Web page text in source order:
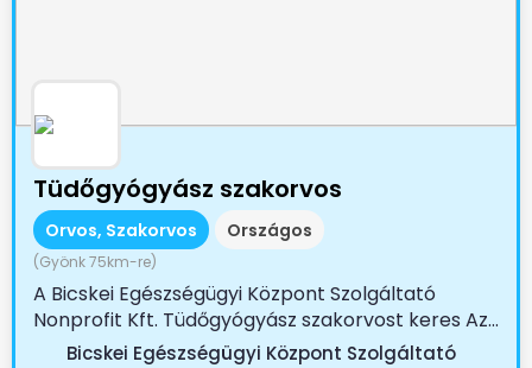
Tüdőgyógyász szakorvos
Orvos, Szakorvos Országos
(Gyönk 75km-re)
A Bicskei Egészségügyi Központ Szolgáltató
Nonprofit Kft. Tüdőgyógyász szakorvost keres Az...
Bicskei Egészségügyi Központ Szolgáltató